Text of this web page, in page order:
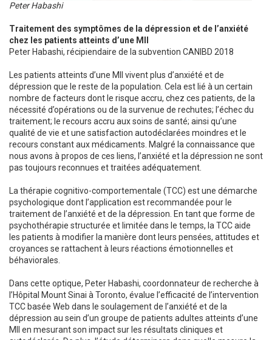
Peter Habashi
Traitement des symptômes de la dépression et de l’anxiété
chez les patients atteints d’une MII
Peter Habashi, récipiendaire de la subvention CANIBD 2018
Les patients atteints d’une MII vivent plus d’anxiété et de
dépression que le reste de la population. Cela est lié à un certain
nombre de facteurs dont le risque accru, chez ces patients, de la
nécessité d’opérations ou de la survenue de rechutes; l’échec du
traitement; le recours accru aux soins de santé; ainsi qu’une
qualité de vie et une satisfaction autodéclarées moindres et le
recours constant aux médicaments. Malgré la connaissance que
nous avons à propos de ces liens, l’anxiété et la dépression ne sont
pas toujours reconnues et traitées adéquatement.
La thérapie cognitivo-comportementale (TCC) est une démarche
psychologique dont l’application est recommandée pour le
traitement de l’anxiété et de la dépression. En tant que forme de
psychothérapie structurée et limitée dans le temps, la TCC aide
les patients à modifier la manière dont leurs pensées, attitudes et
croyances se rattachent à leurs réactions émotionnelles et
béhaviorales.
Dans cette optique, Peter Habashi, coordonnateur de recherche à
l’Hôpital Mount Sinai à Toronto, évalue l’efficacité de l’intervention
TCC basée Web dans le soulagement de l’anxiété et de la
dépression au sein d’un groupe de patients adultes atteints d’une
MII en mesurant son impact sur les résultats cliniques et